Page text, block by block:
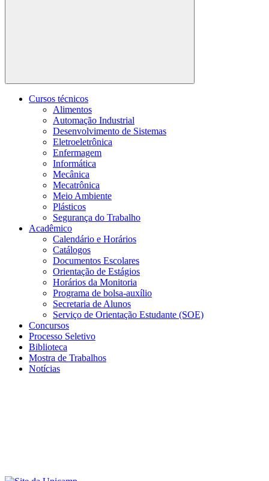
Buscar
Cursos técnicos
Alimentos
Automação Industrial
Desenvolvimento de Sistemas
Eletroeletrônica
Enfermagem
Informática
Mecânica
Mecatrônica
Meio Ambiente
Plásticos
Segurança do Trabalho
Acadêmico
Calendário e Horários
Catálogos
Documentos Escolares
Orientação de Estágios
Horários da Monitoria
Programa de bolsa-auxílio
Secretaria de Alunos
Serviço de Orientação Estudante (SOE)
Concursos
Processo Seletivo
Biblioteca
Mostra de Trabalhos
Notícias